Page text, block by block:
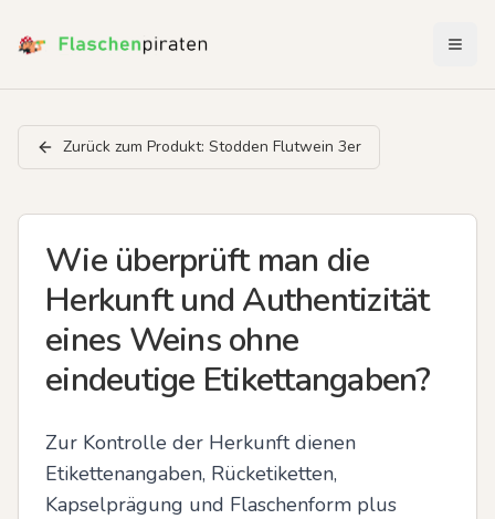
Zurück zum Produkt: Stodden Flutwein 3er
Wie überprüft man die
Herkunft und Authentizität
eines Weins ohne
eindeutige Etikettangaben?
Zur Kontrolle der Herkunft dienen
Etikettenangaben, Rücketiketten,
Kapselprägung und Flaschenform plus